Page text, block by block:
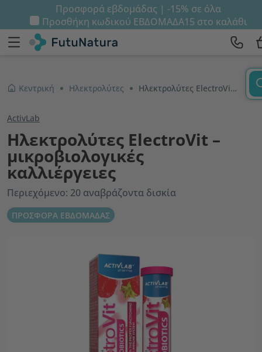
Προσφορά εβδομάδας | -15% σε όλα
Προσθήκη κωδικού ΕΒΔΟΜΑΔΑ15 στο καλάθι
Κεντρική Ηλεκτρολύτες Ηλεκτρολύτες ElectroVit – μικροβιολογικές καλλιέργειες
ActivLab
Ηλεκτρολύτες ElectroVit –
μικροβιολογικές
καλλιέργειες
Περιεχόμενο: 20 αναβράζοντα δισκία
ΠΡΟΣΦΟΡΑ ΕΒΔΟΜΑΔΑΣ